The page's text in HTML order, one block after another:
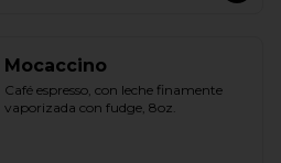
Mocaccino
Café espresso, con leche finamente
vaporizada con fudge, 8oz.